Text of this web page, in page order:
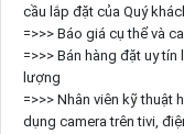
cầu lắp đặt của Quý
=>>> Báo giá cụ thể và
=>>> Bán hàng đặt uy
lượng
=>>> Nhân viên kỹ thuật
dụng camera trên tivi,